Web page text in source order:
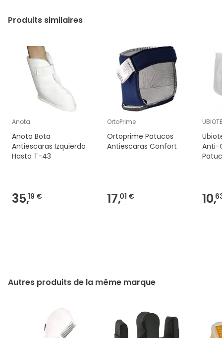
Produits similaires
Anota
Anota Bota
Antiescaras Izquierda
Hasta T-43
35,19 €
OrtoPrime
Ortoprime Patucos
Antiescaras Confort
17,01 €
Anti-
10,
Autres produits de la même marque